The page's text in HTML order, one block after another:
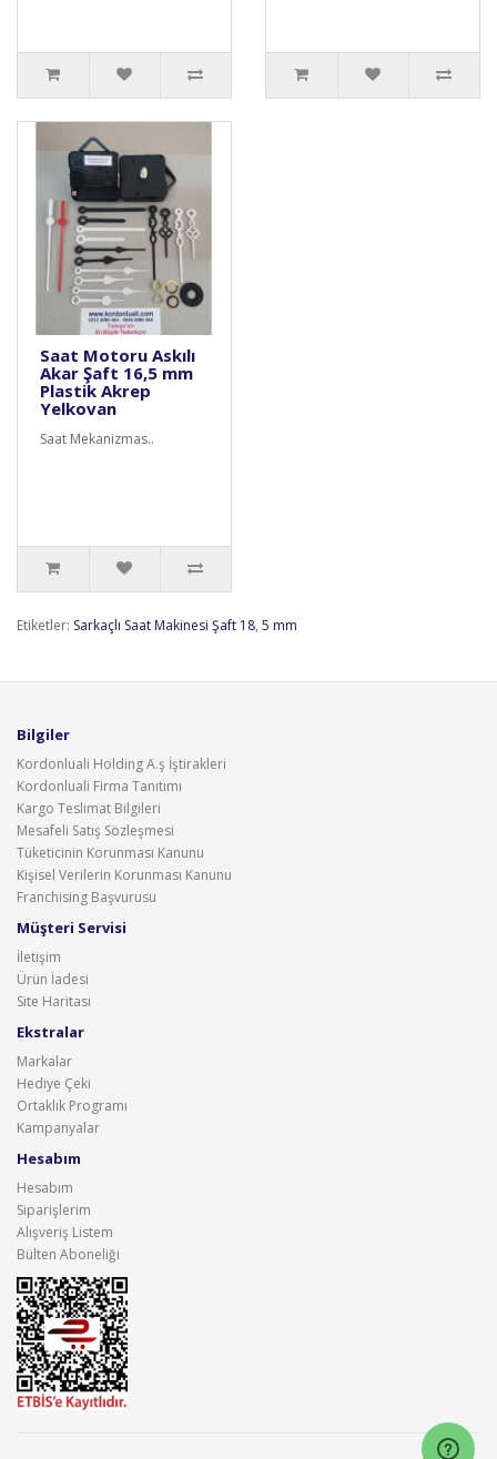
Saat Motoru Askılı
Akar Şaft 16,5 mm
Plastik Akrep
Yelkovan
Saat Mekanizmas..
Etiketler: Sarkaçlı Saat Makinesi Şaft 18, 5 mm
Bilgiler
Kordonluali Holding A.ş İştirakleri
Kordonluali Firma Tanıtımı
Kargo Teslimat Bilgileri
Mesafeli Satış Sözleşmesi
Tüketicinin Korunması Kanunu
Kişisel Verilerin Korunması Kanunu
Franchising Başvurusu
Müşteri Servisi
İletişim
Ürün İadesi
Site Haritası
Ekstralar
Markalar
Hediye Çeki
Ortaklık Programı
Kampanyalar
Hesabım
Hesabım
Siparişlerim
Alışveriş Listem
Bülten Aboneliği